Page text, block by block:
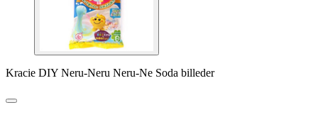
Kracie DIY Neru-Neru Neru-Ne Soda billeder